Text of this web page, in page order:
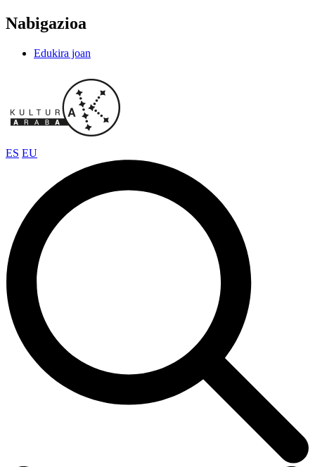
Nabigazioa
Edukira joan
ES EU